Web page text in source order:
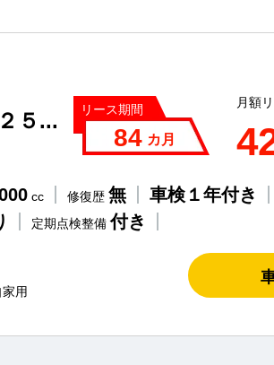
５... リース期間
84 カ月
月額
cc 修復歴 無 車検１年付き
定期点検整備付き
用